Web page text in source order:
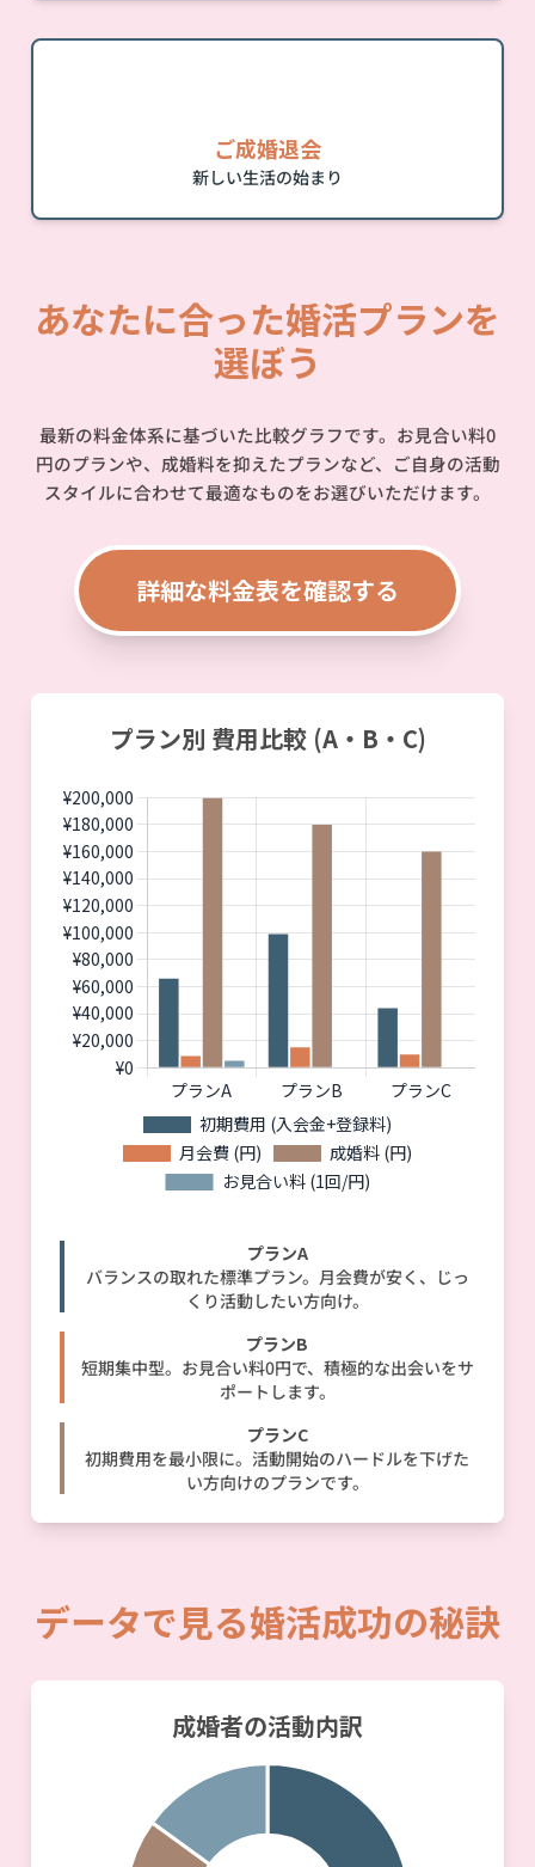
ご成婚退会
新しい生活の始まり
あなたに合った婚活プランを
選ぼう
最新の料金体系に基づいた比較グラフです。お見合い料0
円のプランや、成婚料を抑えたプランなど、ご自身の活動
スタイルに合わせて最適なものをお選びいただけます。
詳細な料金表を確認する
プラン別 費用比較 (A・B・C)
プランA
バランスの取れた標準プラン。月会費が安く、じっ
くり活動したい方向け。
プランB
短期集中型。お見合い料0円で、積極的な出会いをサ
ポートします。
プランC
初期費用を最小限に。活動開始のハードルを下げた
い方向けのプランです。
データで見る婚活成功の秘訣
成婚者の活動内訳